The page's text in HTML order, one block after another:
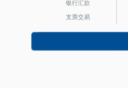
银行汇款
支票交易